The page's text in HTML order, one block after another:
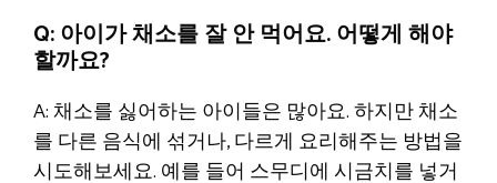
Q: 아이가 채소를 잘 안 먹어요. 어떻게 해야
할까요?
A: 채소를 싫어하는 아이들은 많아요. 하지만 채소
를 다른 음식에 섞거나, 다르게 요리해주는 방법을
시도해보세요. 예를 들어 스무디에 시금치를 넣거